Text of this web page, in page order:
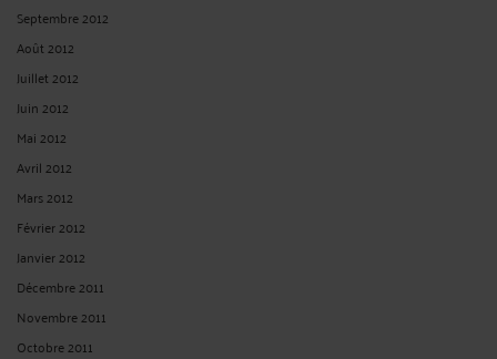
Septembre 2012
Août 2012
Juillet 2012
Juin 2012
Mai 2012
Avril 2012
Mars 2012
Février 2012
Janvier 2012
Décembre 2011
Novembre 2011
Octobre 2011